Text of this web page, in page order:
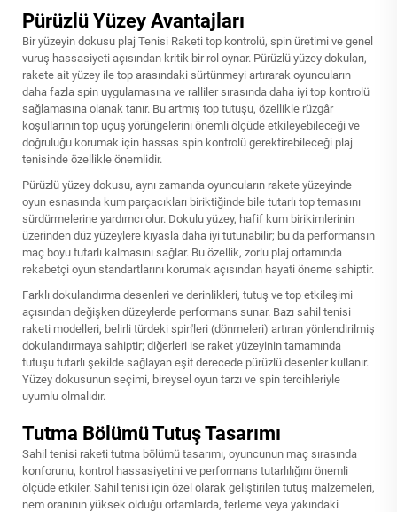
Pürüzlü Yüzey Avantajları
Bir yüzeyin dokusu plaj Tenisi Raketi top kontrolü, spin üretimi ve genel
vuruş hassasiyeti açısından kritik bir rol oynar. Pürüzlü yüzey dokuları,
rakete ait yüzey ile top arasındaki sürtünmeyi artırarak oyuncuların
daha fazla spin uygulamasına ve ralliler sırasında daha iyi top kontrolü
sağlamasına olanak tanır. Bu artmış top tutuşu, özellikle rüzgâr
koşullarının top uçuş yörüngelerini önemli ölçüde etkileyebileceği ve
doğruluğu korumak için hassas spin kontrolü gerektirebileceği plaj
tenisinde özellikle önemlidir.
Pürüzlü yüzey dokusu, aynı zamanda oyuncuların rakete yüzeyinde
oyun esnasında kum parçacıkları biriktiğinde bile tutarlı top temasını
sürdürmelerine yardımcı olur. Dokulu yüzey, hafif kum birikimlerinin
üzerinden düz yüzeylere kıyasla daha iyi tutunabilir; bu da performansın
maç boyu tutarlı kalmasını sağlar. Bu özellik, zorlu plaj ortamında
rekabetçi oyun standartlarını korumak açısından hayati öneme sahiptir.
Farklı dokulandırma desenleri ve derinlikleri, tutuş ve top etkileşimi
açısından değişken düzeylerde performans sunar. Bazı sahil tenisi
raketi modelleri, belirli türdeki spin'leri (dönmeleri) artıran yönlendirilmiş
dokulandırmaya sahiptir; diğerleri ise raket yüzeyinin tamamında
tutuşu tutarlı şekilde sağlayan eşit derecede pürüzlü desenler kullanır.
Yüzey dokusunun seçimi, bireysel oyun tarzı ve spin tercihleriyle
uyumlu olmalıdır.
Tutma Bölümü Tutuş Tasarımı
Sahil tenisi raketi tutma bölümü tasarımı, oyuncunun maç sırasında
konforunu, kontrol hassasiyetini ve performans tutarlılığını önemli
ölçüde etkiler. Sahil tenisi için özel olarak geliştirilen tutuş malzemeleri,
nem oranının yüksek olduğu ortamlarda, terleme veya yakındaki